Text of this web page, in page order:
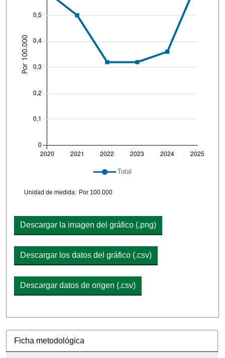
Leyenda del gráfico: lista de líneas incluidas
Total
Chart details
Unidad de medida: Por 100.000
Descargar la imagen del gráfico (.png)
Descargar los datos del gráfico (.csv)
Descargar datos de origen (.csv)
Ficha metodológica